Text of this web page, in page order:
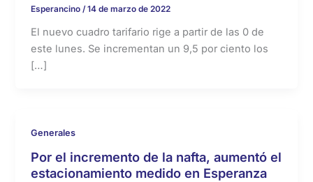
Esperancino /14 de marzo de 2022
El nuevo cuadro tarifario rige a partir de las 0 de
este lunes. Se incrementan un 9,5 por ciento los
[…]
Generales
Por el incremento de la nafta, aumentó el
estacionamiento medido en Esperanza